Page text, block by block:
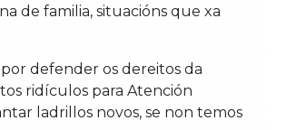
de familia, situacións que xa
defender os dereitos da
ridículos para Atención
ladrillos novos, se non temos